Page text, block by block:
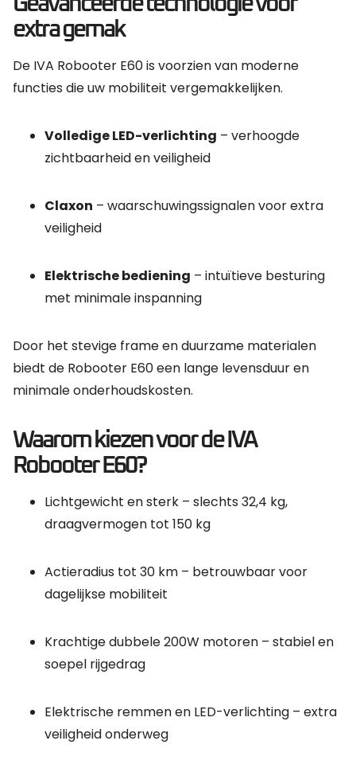
extra gemak
De IVA Robooter E60 is voorzien van moderne
functies die uw mobiliteit vergemakkelijken.
Volledige LED-verlichting – verhoogde
zichtbaarheid en veiligheid
Claxon – waarschuwingssignalen voor extra
veiligheid
Elektrische bediening – intuïtieve besturing
met minimale inspanning
Door het stevige frame en duurzame materialen
biedt de Robooter E60 een lange levensduur en
minimale onderhoudskosten.
Waarom kiezen voor de IVA
Robooter E60?
Lichtgewicht en sterk – slechts 32,4 kg,
draagvermogen tot 150 kg
Actieradius tot 30 km – betrouwbaar voor
dagelijkse mobiliteit
Krachtige dubbele 200W motoren – stabiel en
soepel rijgedrag
Elektrische remmen en LED-verlichting – extra
veiligheid onderweg